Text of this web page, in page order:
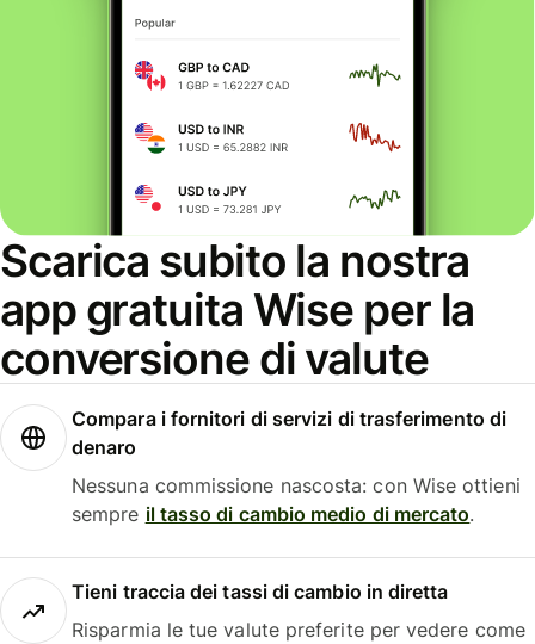
Scarica subito la nostra
app gratuita Wise per la
conversione di valute
Compara i fornitori di servizi di trasferimento di
denaro
Nessuna commissione nascosta: con Wise ottieni
sempre il tasso di cambio medio di mercato.
Tieni traccia dei tassi di cambio in diretta
Risparmia le tue valute preferite per vedere come